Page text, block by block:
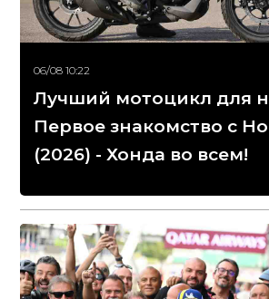
06/08 10:22
Лучший мотоцикл для
Первое знакомство с
(2026) - Хонда во всем!